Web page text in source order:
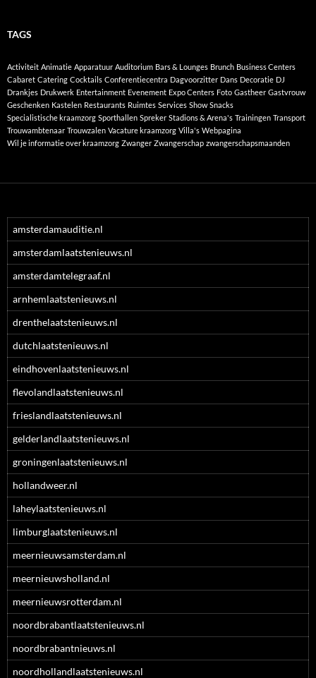
TAGS
Activiteit Animatie Apparatuur Auditorium Bars & Lounges Brunch Business Centers
Cabaret Catering Cocktails Conferentiecentra Dagvoorzitter Dans Decoratie DJ
Drankjes Drukwerk Entertainment Evenement Expo Centers Foto Gastheer Gastvrouw
Geschenken Kastelen Restaurants Ruimtes Services Show Snacks
Specialistische kraamzorg Sporthallen Spreker Stadions & Arena's Trainingen Transport
Trouwambtenaar Trouwzalen Vacature kraamzorg Villa's Webpagina
Wil je informatie over kraamzorg Zwanger Zwangerschap zwangerschapsmaanden
amsterdamauditie.nl
amsterdamlaatstenieuws.nl
amsterdamtelegraaf.nl
arnhemlaatstenieuws.nl
drenthelaatstenieuws.nl
dutchlaatstenieuws.nl
eindhovenlaatstenieuws.nl
flevolandlaatstenieuws.nl
frieslandlaatstenieuws.nl
gelderlandlaatstenieuws.nl
groningenlaatstenieuws.nl
hollandweer.nl
laheylaatstenieuws.nl
limburglaatstenieuws.nl
meernieuwsamsterdam.nl
meernieuwsholland.nl
meernieuwsrotterdam.nl
noordbrabantlaatstenieuws.nl
noordbrabantnieuws.nl
noordhollandlaatstenieuws.nl